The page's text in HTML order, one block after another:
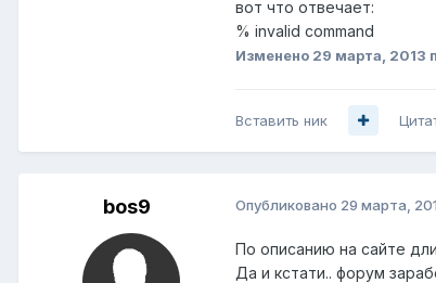
вот что отвечает:
% invalid command
Изменено 29 марта, 2013
Вставить ник
bos9 Опубликовано 29 марта,
По описанию на сайте
Да и кстати.. форум